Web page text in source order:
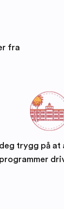
fra
trygg på at
programmer